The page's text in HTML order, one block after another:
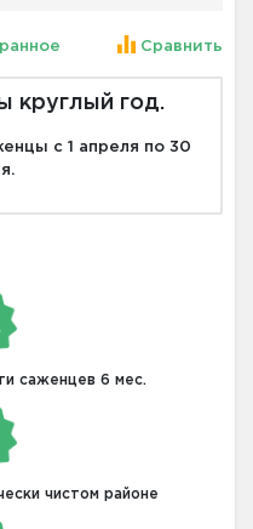
Сравнить
круглый год.
с 1 апреля по 30
саженцев 6 мес.
чистом районе